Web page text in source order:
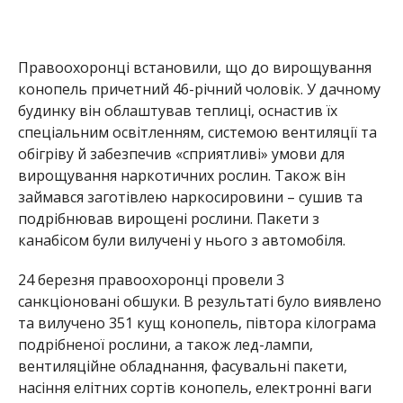
та вилучено 351 кущ конопель, півтора кілограма
подрібненої рослини, а також лед-лампи,
вентиляційне обладнання, фасувальні пакети,
насіння елітних сортів конопель, електронні ваги
та мобільні телефони. За цінами «чорного ринку»
вартість вилученого складає 500 тисяч гривень.
Чоловіка затримали в порядку ст. 208
Кримінального процесуального кодексу України
дослідження. Наразі вирішується питання про
вручення чоловікові повідомлення про підозру за
ч. 2 ст. 310 (посів або вирощування снотворного
маку чи конопель) Кримінального кодексу України
та обрання запобіжного заходу у вигляді тримання
під вартою.